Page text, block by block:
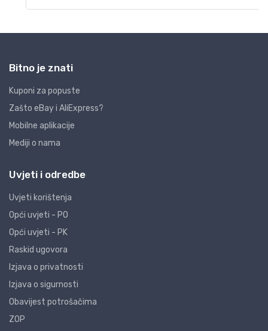
Bitno je znati
Kuponi za popuste
Zašto eBay i AliExpress?
Mobilne aplikacije
Mediji o nama
Uvjeti i odredbe
Uvjeti korištenja
Opći uvjeti - PO
Opći uvjeti - PK
Raskid ugovora
Izjava o privatnosti
Izjava o sigurnosti
Obavijest potrošačima
ZOP